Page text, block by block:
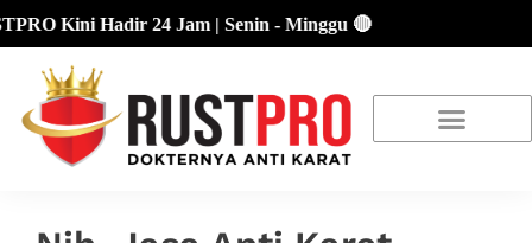
Kini Hadir 24 Jam | Senin - Minggu 🔴